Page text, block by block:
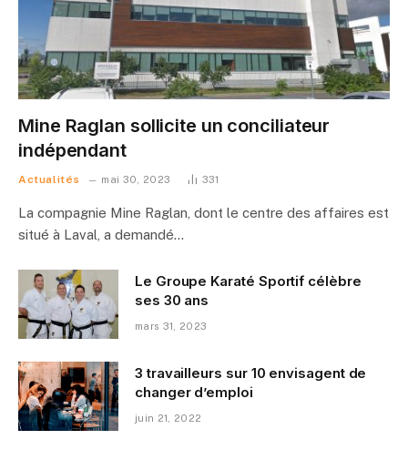
Mine Raglan sollicite un conciliateur
indépendant
Actualités mai 30, 2023 331
La compagnie Mine Raglan, dont le centre des affaires est
situé à Laval, a demandé…
Le Groupe Karaté Sportif célèbre
ses 30 ans
mars 31, 2023
3 travailleurs sur 10 envisagent de
changer d’emploi
juin 21, 2022